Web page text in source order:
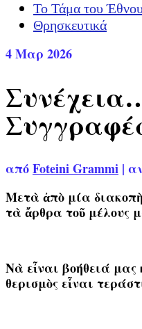
Το Τάμα του
Θρησκευτικά
4Μαρ 2026
απόFoteini Grammi |
Μετὰ ἀπὸ μία
τὰ ἄρθρα τοῦ μέλους
Νὰ εἶναι βοήθειά
θερισμὸς εἶναι